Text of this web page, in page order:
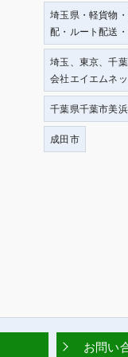
埼玉県・軽貨物
配・ルート配送
埼玉、東京、千
会社エイエムネ
千葉県千葉市美
成田市
お問い